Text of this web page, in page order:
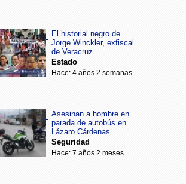
El historial negro de
Jorge Winckler, exfiscal
de Veracruz
Estado
Hace: 4 años 2 semanas
Asesinan a hombre en
parada de autobús en
Lázaro Cárdenas
Seguridad
Hace: 7 años 2 meses